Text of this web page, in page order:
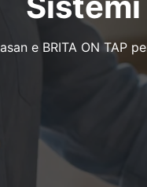
e BRITA ON TAP